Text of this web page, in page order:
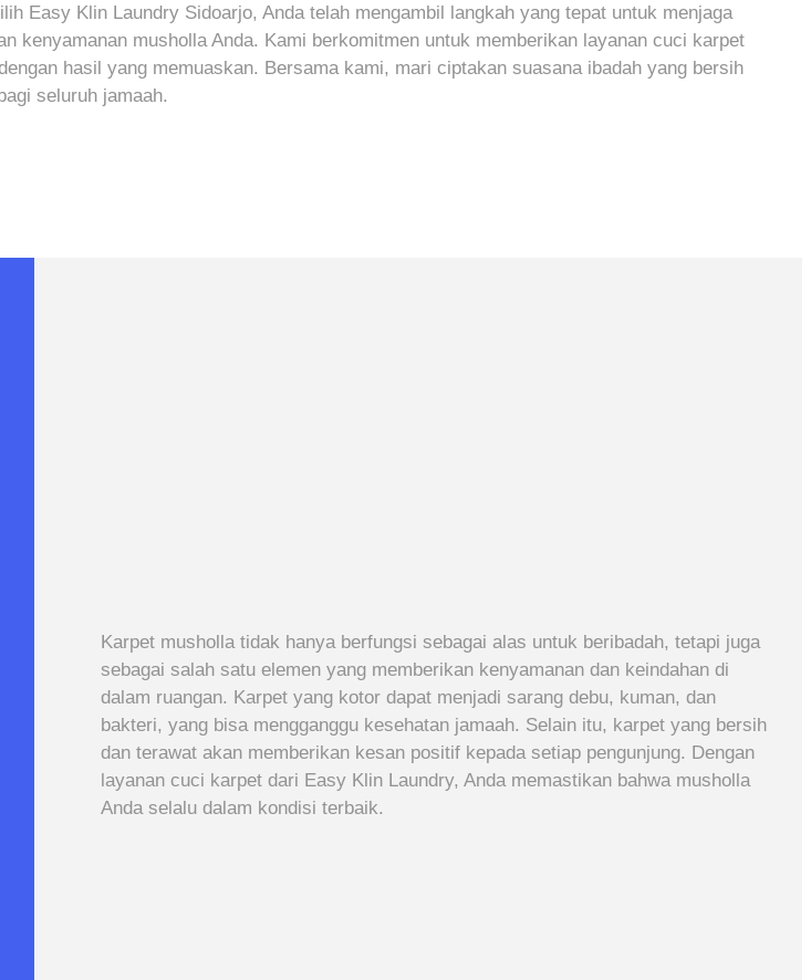
Easy Klin Laundry Sidoarjo, Anda telah mengambil langkah yang tepat untuk menjaga
kenyamanan musholla Anda. Kami berkomitmen untuk memberikan layanan cuci karpet
hasil yang memuaskan. Bersama kami, mari ciptakan suasana ibadah yang bersih
seluruh jamaah.
Karpet musholla tidak hanya berfungsi sebagai alas untuk beribadah, tetapi juga
sebagai salah satu elemen yang memberikan kenyamanan dan keindahan di
dalam ruangan. Karpet yang kotor dapat menjadi sarang debu, kuman, dan
bakteri, yang bisa mengganggu kesehatan jamaah. Selain itu, karpet yang bersih
dan terawat akan memberikan kesan positif kepada setiap pengunjung. Dengan
layanan cuci karpet dari Easy Klin Laundry, Anda memastikan bahwa musholla
Anda selalu dalam kondisi terbaik.